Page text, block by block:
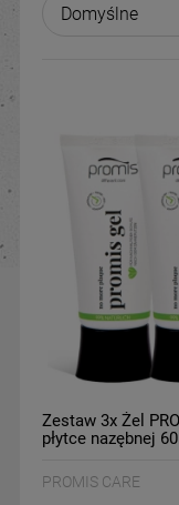
Zestaw 3x Żel
płytce nazębnej
PROMIS CARE